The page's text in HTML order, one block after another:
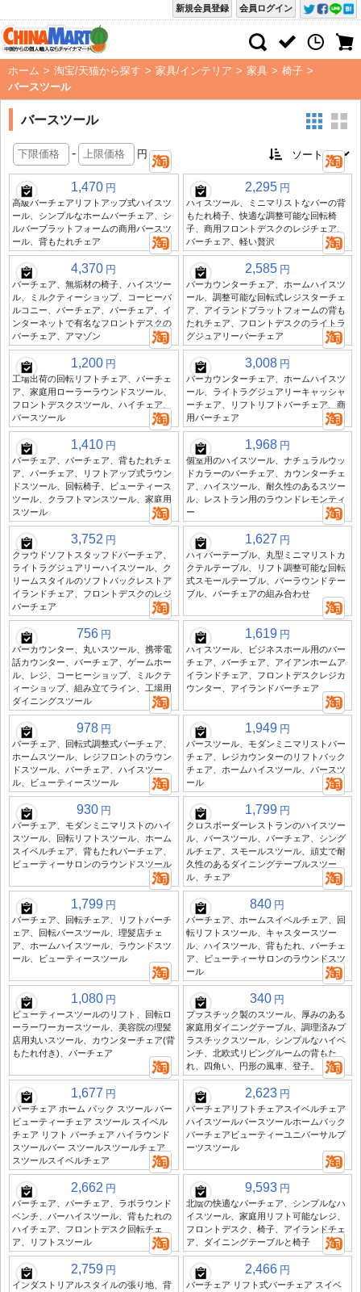
会員ログイン
新規会員登録
ホーム > 淘宝/天猫から探す > 家具/インテリア > 家具 > 椅子 >
バースツール
バースツール
- 円
1,470 円
高級バーチェアリフトアップ式ハイスツ
ール、シンプルなホームバーチェア、シ
ルバープラットフォームの商用バースツ
ール、背もたれチェア
2,295 円
ハイスツール、ミニマリストなバーの背
もたれ椅子、快適な調整可能な回転椅
子、商用フロントデスクのレジチェア、
バーチェア、軽い贅沢
4,370 円
バーチェア、無垢材の椅子、ハイスツー
ル、ミルクティーショップ、コーヒーバ
ルコニー、バーチェア、バーチェア、イ
ンターネットで有名なフロントデスクの
バーチェア、アマゾン
2,585 円
バーカウンターチェア、ホームハイスツ
ール、調整可能な回転式レジスターチェ
ア、アイランドプラットフォームの背も
たれチェア、フロントデスクのライトラ
グジュアリーバーチェア
1,200 円
工場出荷の回転リフトチェア、バーチェ
ア、家庭用ローラーラウンドスツール、
フロントデスクスツール、ハイチェア、
バースツール
3,008 円
バーカウンターチェア、ホームハイスツ
ール、ライトラグジュアリーキャッシャ
ーチェア、リフトリフトバーチェア、商
用バーチェア
1,410 円
バーチェア、バーチェア、背もたれチェ
ア、バーチェア、リフトアップ式ラウン
ドスツール、回転椅子、ビューティース
ツール、クラフトマンスツール、家庭用
スツール
1,968 円
個室用のハイスツール、ナチュラルウッ
ドカラーのバーチェア、カウンターチェ
ア、ハイスツール、耐久性のあるスツー
ル、レストラン用のラウンドレモンティ
ー
3,752 円
クラウドソフトスタッフドバーチェア、
ライトラグジュアリーハイスツール、ク
リームスタイルのソフトバックレストア
イランドチェア、フロントデスクのレジ
バーチェア
1,627 円
ハイバーテーブル、丸型ミニマリストカ
クテルテーブル、リフト調整可能な回転
式スモールテーブル、バーラウンドテー
ブル、バーチェアの組み合わせ
756 円
バーカウンター、丸いスツール、携帯電
話カウンター、バーチェア、ゲームホー
ル、レジ、コーヒーショップ、ミルクテ
ィーショップ、組み立てライン、工場用
ダイニングスツール
1,619 円
ハイスツール、ビジネスホール用のバー
チェア、バーチェア、アイアンホームア
イランドチェア、フロントデスクレジカ
ウンター、アイランドバーチェア
978 円
バーチェア、回転式調整式バーチェア、
ホームスツール、レジフロントのラウン
ドスツール、バーチェア、ハイスツー
ル、ビューティースツール
1,949 円
バースツール、モダンミニマリストバー
チェア、レジカウンターのリフトバック
チェア、ホームハイスツール、バースツ
ール
930 円
バーチェア、モダンミニマリストのハイ
スツール、回転リフトスツール、ホーム
スイベルチェア、背もたれバーチェア、
ビューティーサロンのラウンドスツール
1,799 円
クロスボーダーレストランのハイスツー
ル、バースツール、バーチェア、シング
ルチェア、スモールスツール、頑丈で耐
久性のあるダイニングテーブルスツー
ル、チェア
1,799 円
バーチェア、回転チェア、リフトバーチ
ェア、回転バースツール、理髪店チェ
ア、ホームハイスツール、ラウンドスツ
ール、ビューティースツール
840 円
バーチェア、ホームスイベルチェア、回
転リフトスツール、キャスタースツー
ル、ハイスツール、背もたれ、バーチェ
ア、ビューティーサロンのラウンドスツ
ール
1,080 円
ビューティースツールのリフト、回転ロ
ーラーワーカースツール、美容院の理髪
店用丸いスツール、カウンターチェア(背
もたれ付き)、バーチェア
340 円
プラスチック製のスツール、厚みのある
家庭用ダイニングテーブル、調理済みプ
ラスチックスツール、シンプルなハイベ
ンチ、北欧式リビングルームの背もた
れ、四角い、円形の風車、登子。
1,677 円
バーチェア ホーム バック スツール バー
ビューティーチェア スツール スイベル
チェア リフト バーチェア ハイラウンド
スツールバー スツールスツールチェア
スツールスイベルチェア
2,623 円
バーチェアリフトチェアスイベルチェア
ハイスツールバースツールホームバック
バーチェアビューティーユニバーサルプ
ーツスツール
2,662 円
バーチェア、バーチェア、ラボラウンド
ベンチ、バーハイスツール、背もたれの
ハイチェア、フロントデスク回転チェ
ア、リフトスツール
9,593 円
北陰の快適なバーチェア、シンプルなハ
イスツール、家庭用リフト可能なレジ、
フロントデスク、椅子、アイランドチェ
ア、ダイニングテーブルと椅子
2,759 円
インダストリアルスタイルの張り地、背
2,466 円
バーチェア リフト式バーチェア スイベ